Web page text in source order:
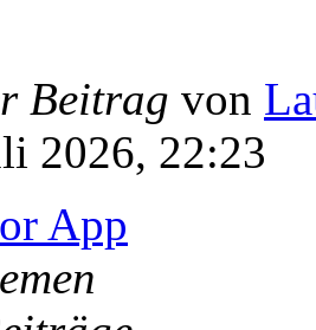
Beitrag von
2026, 22:23
App